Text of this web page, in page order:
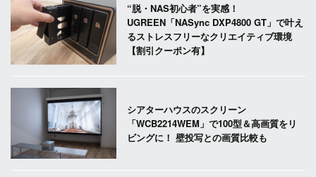
“脱・NAS初心者”を実感！
UGREEN「NASync DXP4800 GT」で叶え
るストレスフリーなクリエイティブ環境
【割引クーポン有】
シアターハウスのスクリーン
「WCB2214WEM」で100型＆高画質をリ
ビングに！ 壁投写との画質比較も